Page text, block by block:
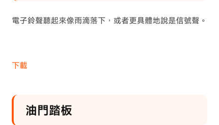
電子鈴聲聽起來像雨滴落下，或者更具體地說是信號聲。
下載
油門踏板